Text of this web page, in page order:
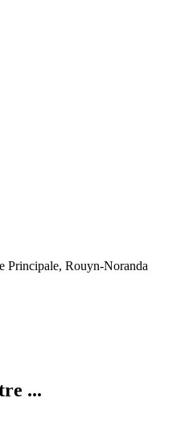
Principale, Rouyn-Noranda
...